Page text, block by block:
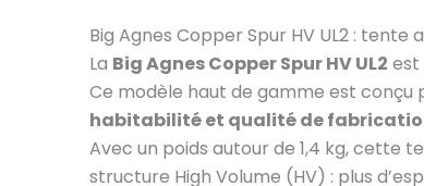
Big Agnes Copper Spur HV UL2 :
La Big Agnes Copper Spur HV UL2 est
Ce modèle haut de gamme est conçu
habitabilité et qualité de
Avec un poids autour de 1,4 kg, cette
structure High Volume (HV) : plus